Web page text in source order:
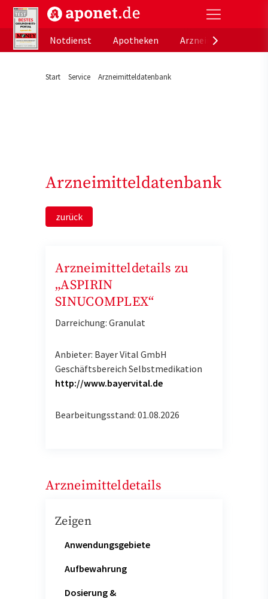
aponet.de - Das offizielle Gesundheitsportal der
Notdienst
Apotheken
Start Service Arzneimitteldatenbank
Arzneimitteldatenbank
zurück
Arzneimitteldetails zu
„ASPIRIN
SINUCOMPLEX“
Darreichung: Granulat
Anbieter: Bayer Vital GmbH
Geschäftsbereich Selbstmedikation
http://www.bayervital.de
Bearbeitungsstand: 01.08.2026
Arzneimitteldetails
Zeigen
Anwendungsgebiete
Aufbewahrung
Dosierung &